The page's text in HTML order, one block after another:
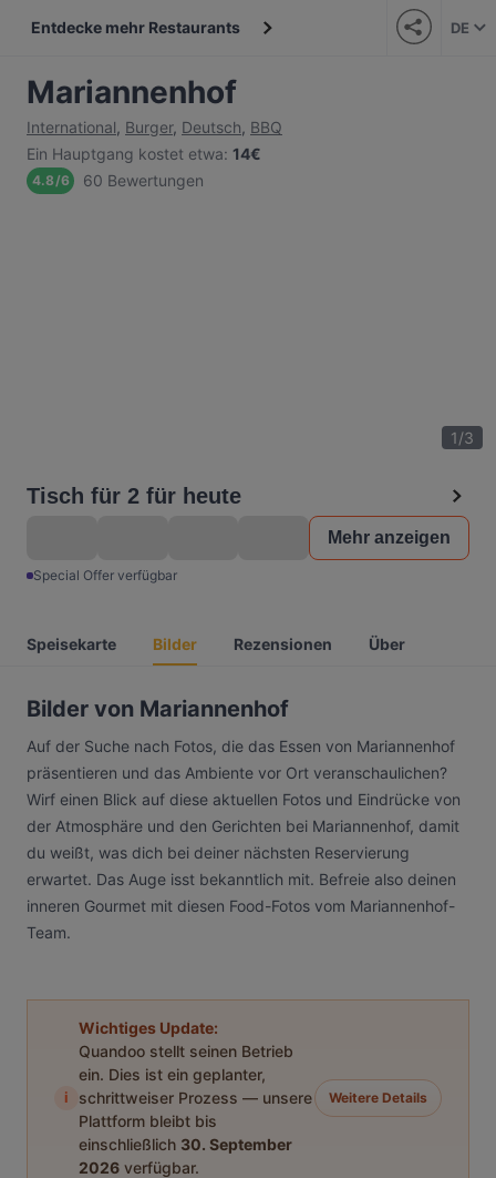
Entdecke mehr Restaurants DE
Mariannenhof
International, Burger, Deutsch, BBQ
Ein Hauptgang kostet etwa: 14€
4.8/6 60 Bewertungen
1/3
Tisch für 2 für heute
Mehr anzeigen
Special Offer verfügbar
Speisekarte Bilder Rezensionen Über
Bilder von Mariannenhof
Auf der Suche nach Fotos, die das Essen von Mariannenhof
präsentieren und das Ambiente vor Ort veranschaulichen?
Wirf einen Blick auf diese aktuellen Fotos und Eindrücke von
der Atmosphäre und den Gerichten bei Mariannenhof, damit
du weißt, was dich bei deiner nächsten Reservierung
erwartet. Das Auge isst bekanntlich mit. Befreie also deinen
inneren Gourmet mit diesen Food-Fotos vom Mariannenhof-
Team.
i
Wichtiges Update:
Quandoo stellt seinen Betrieb
ein. Dies ist ein geplanter,
schrittweiser Prozess — unsere
Plattform bleibt bis
einschließlich 30. September
2026 verfügbar.
Weitere Details